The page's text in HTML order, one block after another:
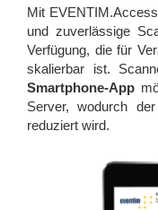
Mit
und zuverlässige
Verfügung, die für
skalierbar ist.
Smartphone-App
Server, wodurch
reduziert wird.